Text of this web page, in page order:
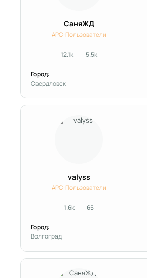
СаняЖД
APC-Пользователи
12.1kсообщения
5.5kРепутация
Город:
Свердловск
valyss
APC-Пользователи
1.6kсообщения
65Репутация
Город:
Волгоград